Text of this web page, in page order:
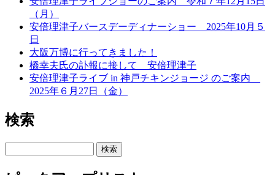
（月）
安倍理津子バースデーディナーショー 2025年10月５
日
大阪万博に行ってきました！
橋幸夫氏の訃報に接して 安倍理津子
安倍理津子ライブ in 神戸チキンジョージ のご案内
2025年６月27日（金）
検索
検索